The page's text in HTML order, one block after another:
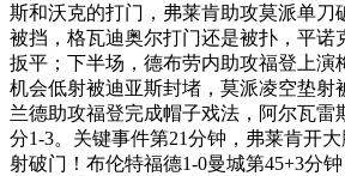
斯和沃克的打门，弗莱肯助攻莫派单刀
被挡，格瓦迪奥尔打门还是被扑，平诺
扳平；下半场，德布劳内助攻福登上演
机会低射被迪亚斯封堵，莫派凌空垫射
兰德助攻福登完成帽子戏法，阿尔瓦雷
分1-3。关键事件第21分钟，弗莱肯开
射破门！布伦特福德1-0曼城第45+3分